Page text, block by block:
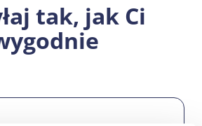
tak, jak Ci